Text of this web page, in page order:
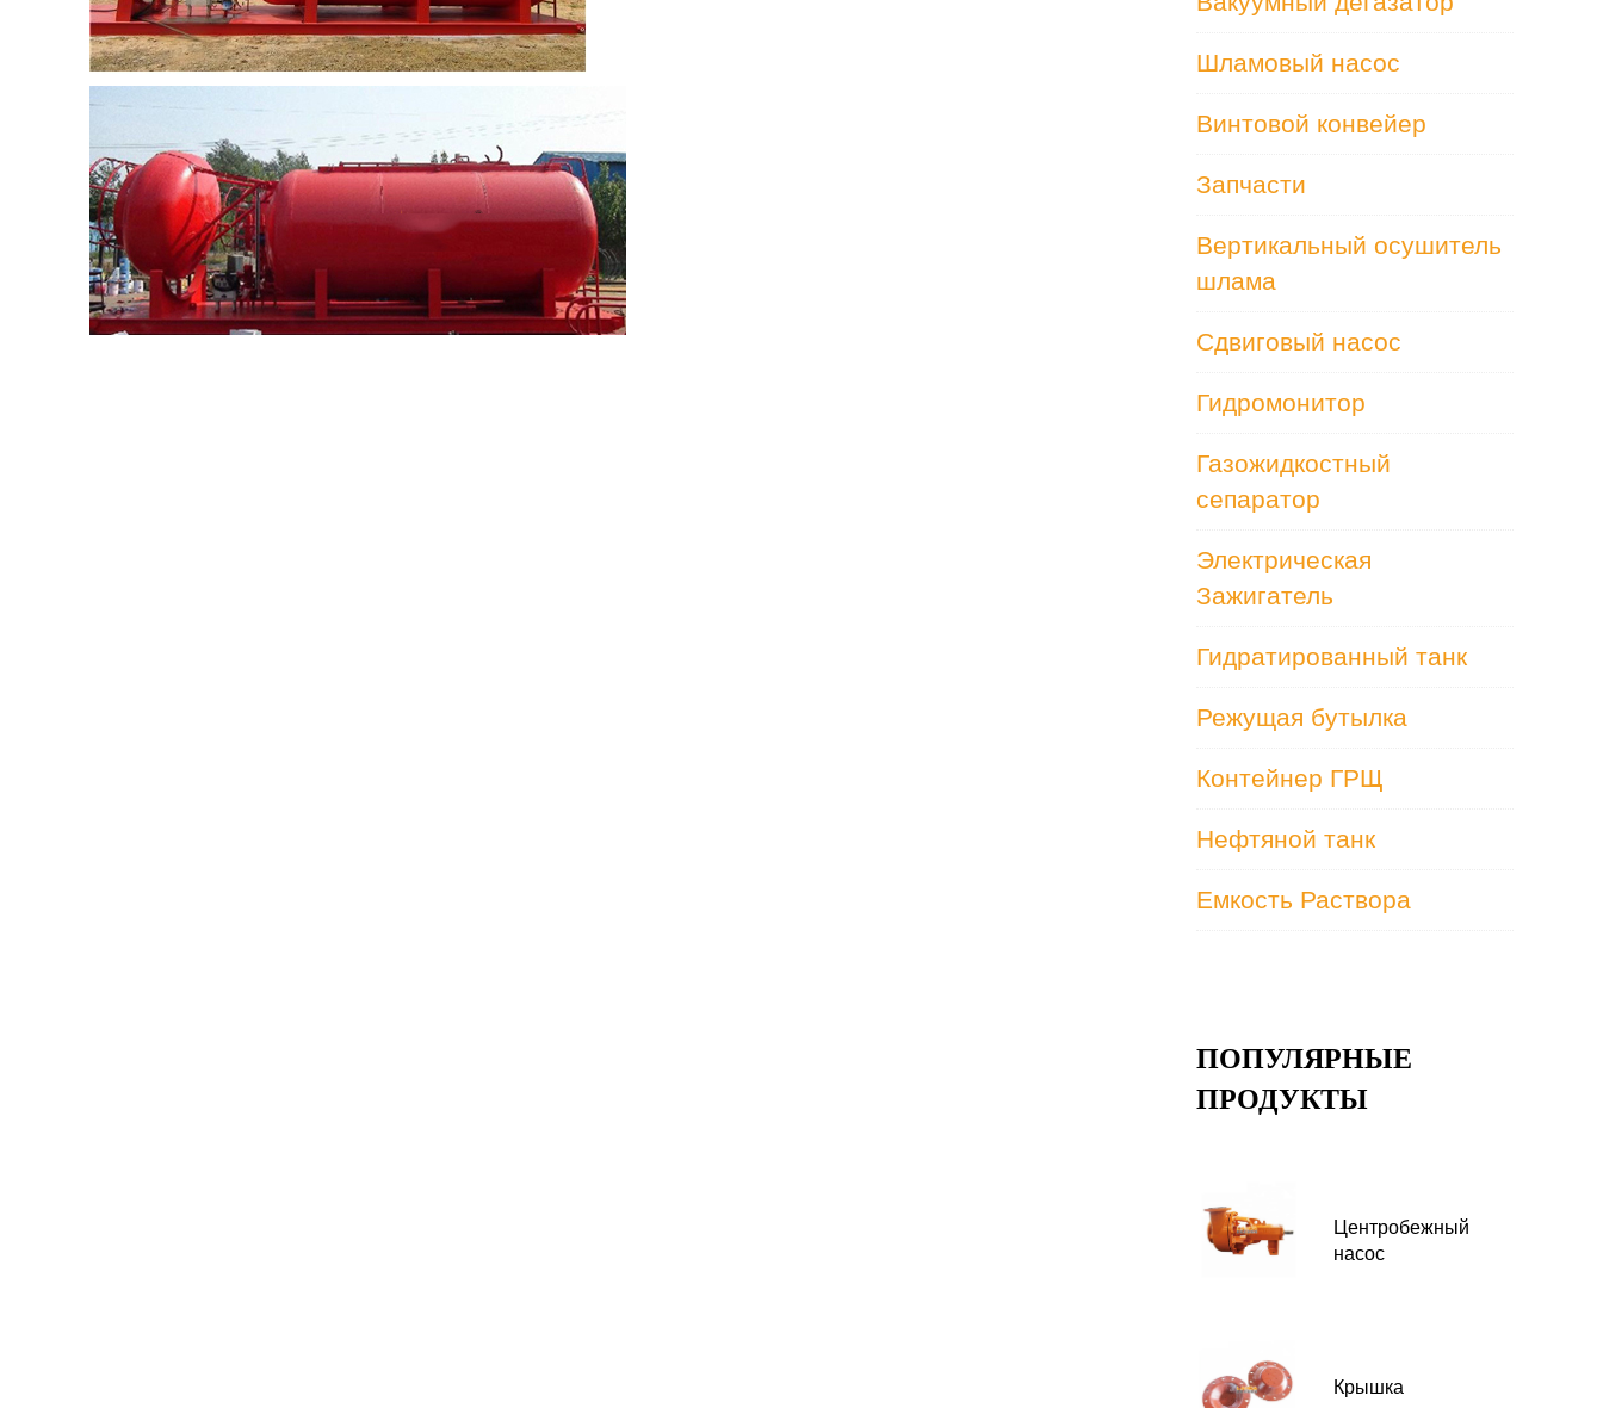
Шламовый насос
Винтовой конвейер
Запчасти
Вертикальный осушитель
шлама
Сдвиговый насос
Гидромонитор
Газожидкостный
сепаратор
Электрическая
Зажигатель
Гидратированный танк
Режущая бутылка
Контейнер ГРЩ
Нефтяной танк
Емкость Раствора
ПОПУЛЯРНЫЕ
ПРОДУКТЫ
Центробежный
насос
Крышка